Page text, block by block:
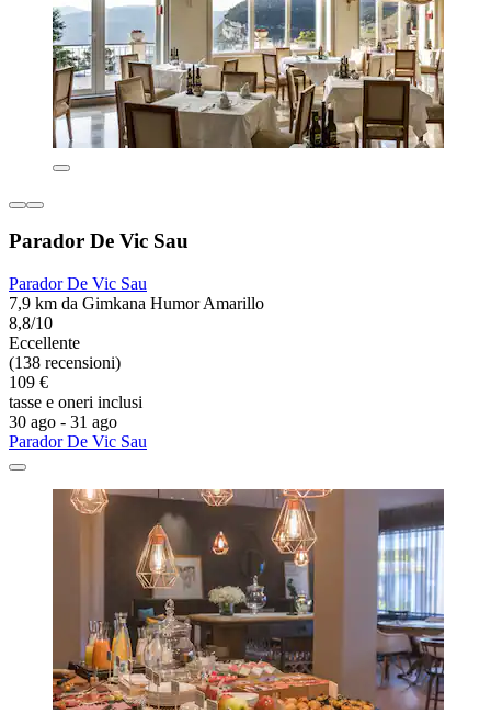
Parador De Vic Sau
Parador De Vic Sau
7,9 km da Gimkana Humor Amarillo
8,8/10
Eccellente
(138 recensioni)
109 €
tasse e oneri inclusi
30 ago - 31 ago
Parador De Vic Sau